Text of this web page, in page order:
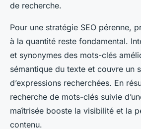
de recherche.
Pour une stratégie SEO pérenne,
à la quantité reste fondamental.
et synonymes des mots-clés
sémantique du texte et couvre un
d’expressions recherchées. En
recherche de mots-clés suivie
maîtrisée booste la visibilité et la
contenu.